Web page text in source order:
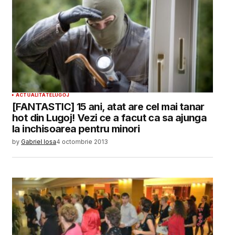
ACTUALITATELUGOJ
[FANTASTIC] 15 ani, atat are cel mai tanar
hot din Lugoj! Vezi ce a facut ca sa ajunga
la inchisoarea pentru minori
by Gabriel Iosa4 octombrie 2013